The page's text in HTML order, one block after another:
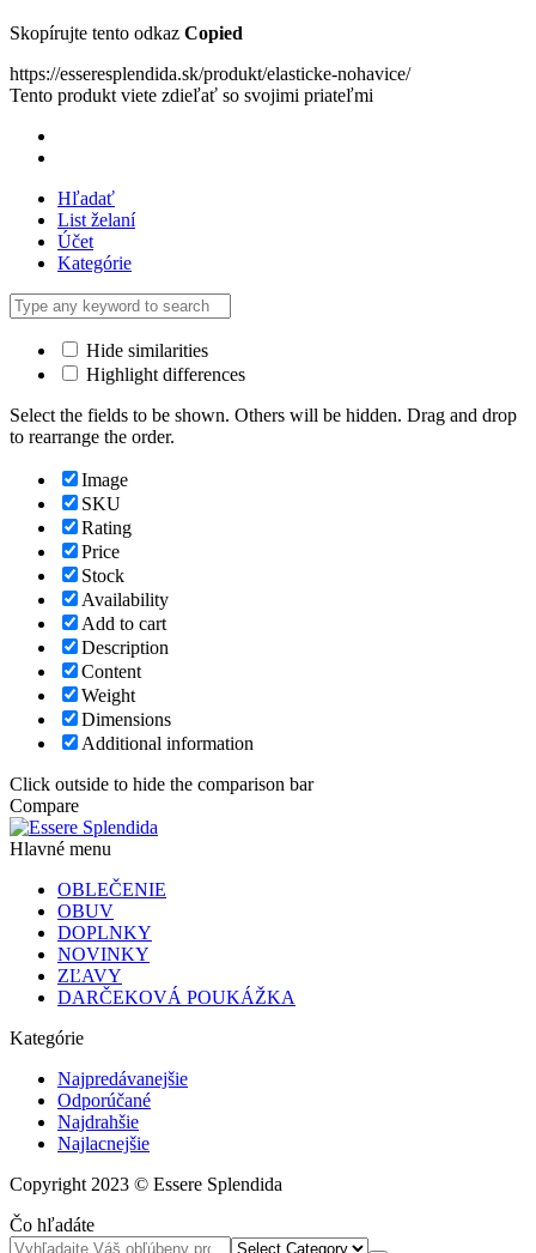
Skopírujte tento odkaz Copied
https://esseresplendida.sk/produkt/elasticke-nohavice/
Tento produkt viete zdieľať so svojimi priateľmi
Hľadať
List želaní
Účet
Kategórie
Hide similarities
Highlight differences
Select the fields to be shown. Others will be hidden. Drag and drop
to rearrange the order.
Image
SKU
Rating
Price
Stock
Availability
Add to cart
Description
Content
Weight
Dimensions
Additional information
Click outside to hide the comparison bar
Compare
Hlavné menu
OBLEČENIE
OBUV
DOPLNKY
NOVINKY
ZĽAVY
DARČEKOVÁ POUKÁŽKA
Kategórie
Najpredávanejšie
Odporúčané
Najdrahšie
Najlacnejšie
Copyright 2023 © Essere Splendida
Čo hľadáte